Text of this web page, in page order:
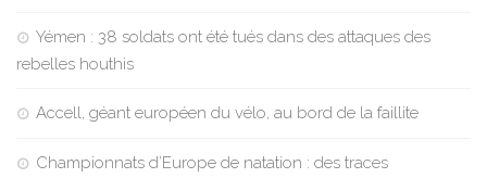
Yémen : 38 soldats ont été tués dans des attaques des
rebelles houthis
Accell, géant européen du vélo, au bord de la faillite
Championnats d’Europe de natation : des traces